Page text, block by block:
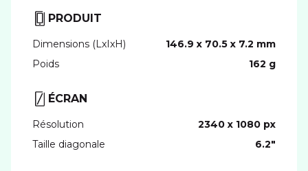
PRODUIT
Dimensions (LxIxH)
146.9 x 70.5 x 7.2 mm
Poids
162 g
ÉCRAN
Résolution
2340 x 1080 px
Taille diagonale
6.2"